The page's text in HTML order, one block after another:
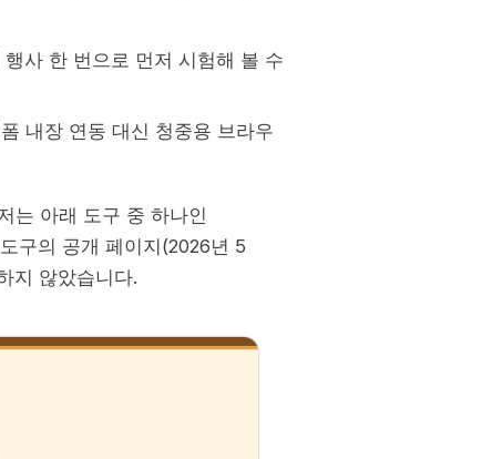
사 한 번으로 먼저 시험해 볼 수
내장 연동 대신 청중용 브라우
는 아래 도구 중 하나인
구의 공개 페이지(2026년 5
지 않았습니다.